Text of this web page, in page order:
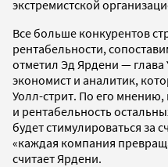
экстремистской
Все больше конкурентов
рентабельности,
отметил Эд Ярдени — глава
экономист и аналитик,
Уолл-стрит. По его
и рентабельность
будет стимулироваться за
«каждая компания
считает Ярдени.